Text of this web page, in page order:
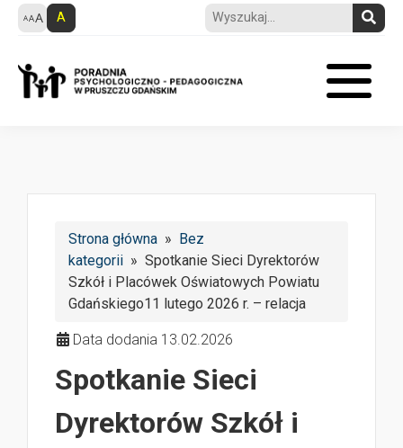
A
Strona główna » Bez
kategorii » Spotkanie Sieci Dyrektorów
Szkół i Placówek Oświatowych Powiatu
Gdańskiego11 lutego 2026 r. – relacja
Data dodania 13.02.2026
Spotkanie Sieci
Dyrektorów Szkół i